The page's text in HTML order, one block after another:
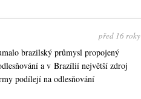
před 16 roky
brazilský průmysl propojený
a v Brazílií největší zdroj
podílejí na odlesňování